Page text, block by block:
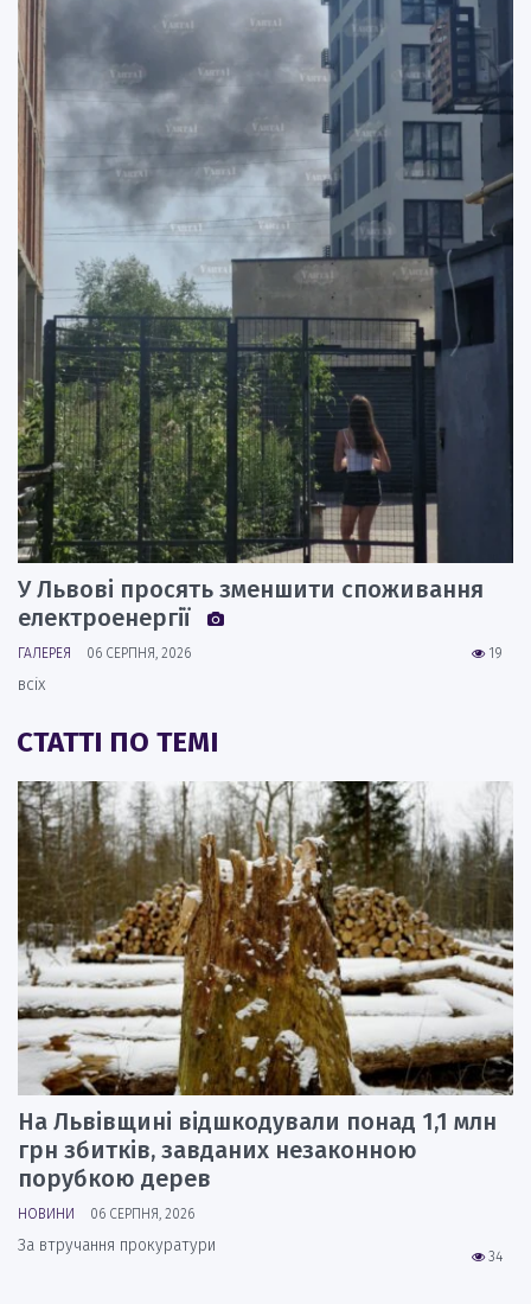
У Львові просять зменшити споживання
електроенергії
19
ГАЛЕРЕЯ 06 СЕРПНЯ, 2026
всіх
СТАТТІ ПО ТЕМІ
На Львівщині відшкодували понад 1,1 млн
грн збитків, завданих незаконною
порубкою дерев
НОВИНИ 06 СЕРПНЯ, 2026
34
За втручання прокуратури